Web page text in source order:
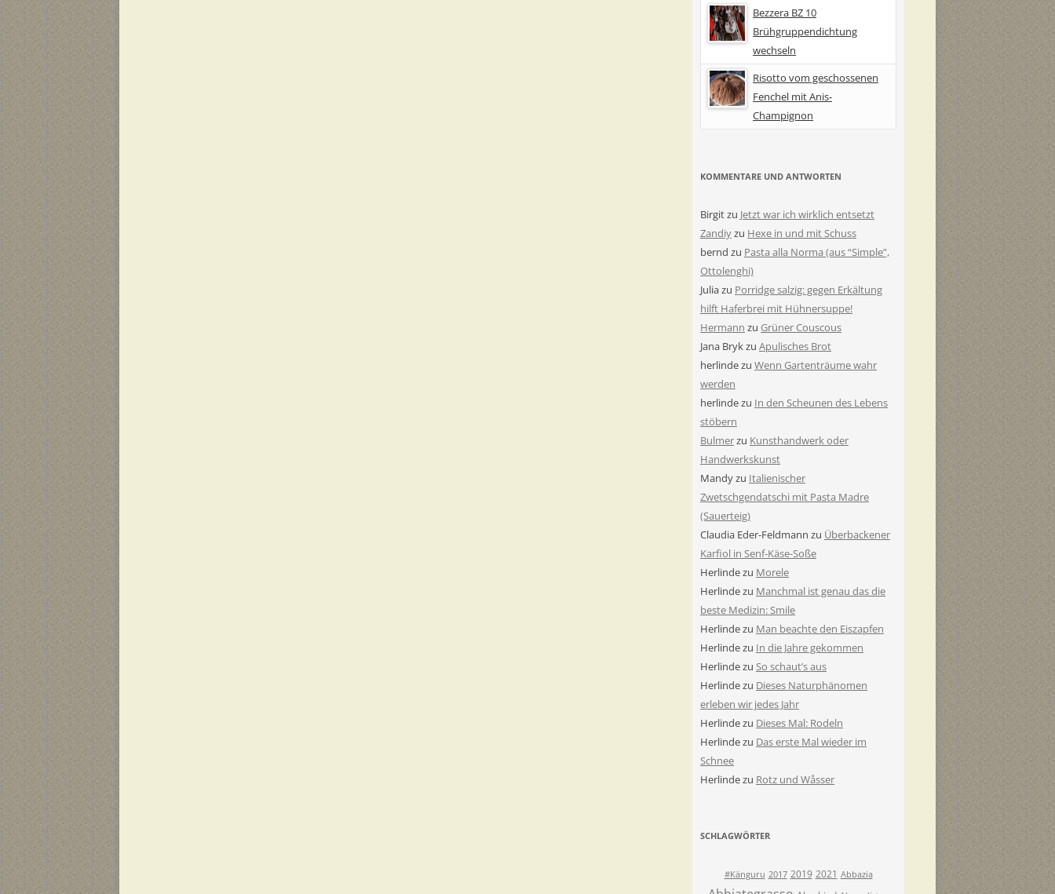
Bezzera BZ 10
Brühgruppendichtung
wechseln
Risotto vom geschossenen
Fenchel mit Anis-
Champignon
KOMMENTARE UND ANTWORTEN
Birgitzu Jetzt war ich wirklich entsetzt
Zandiyzu Hexe in und mit Schuss
bernd zu Pasta alla Norma (aus “Simple”,
Ottolenghi)
Juliazu Porridge salzig: gegen Erkältung
hilft Haferbrei mit Hühnersuppe!
Hermann zu Grüner Couscous
Jana Brykzu Apulisches Brot
herlindezu Wenn Gartenträume wahr
werden
herlindezu In den Scheunen des Lebens
stöbern
Bulmerzu Kunsthandwerk oder
Handwerkskunst
Mandyzu Italienischer
Zwetschgendatschi mit Pasta Madre
(Sauerteig)
Claudia Eder-Feldmann zu Überbackener
Karfiol in Senf-Käse-Soße
Herlindezu Morele
Herlindezu Manchmal ist genau das die
beste Medizin: Smile
Herlindezu Man beachte den Eiszapfen
Herlindezu In die Jahre gekommen
Herlindezu So schaut’s aus
Herlindezu Dieses Naturphänomen
erleben wir jedes Jahr
Herlindezu Dieses Mal: Rodeln
Herlindezu Das erste Mal wieder im
Schnee
Herlindezu Rotz und Wåsser
SCHLAGWÖRTER
#Känguru 2017 2019 2021 Abbazia